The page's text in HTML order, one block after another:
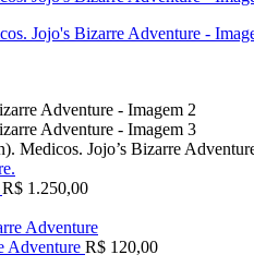
Medicos. Jojo’s Bizarre
R$ 1.250,00
Adventure R$ 120,00